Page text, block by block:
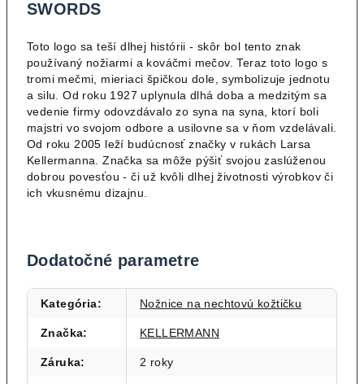
SWORDS
Toto logo sa teší dlhej histórii - skôr bol tento znak
používaný nožiarmi a kováčmi mečov. Teraz toto logo s
tromi mečmi, mieriaci špičkou dole, symbolizuje jednotu
a silu. Od roku 1927 uplynula dlhá doba a medzitým sa
vedenie firmy odovzdávalo zo syna na syna, ktorí boli
majstri vo svojom odbore a usilovne sa v ňom vzdelávali.
Od roku 2005 leží budúcnosť značky v rukách Larsa
Kellermanna. Značka sa môže pýšiť svojou zaslúženou
dobrou povesťou - či už kvôli dlhej životnosti výrobkov či
ich vkusnému dizajnu.
Dodatočné parametre
Kategória: Nožnice na nechtovú kožtičku
Značka: KELLERMANN
Záruka: 2 roky